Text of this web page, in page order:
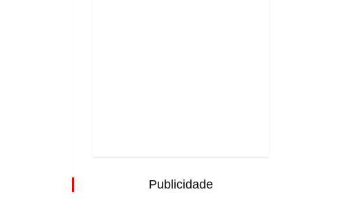
Publicidade